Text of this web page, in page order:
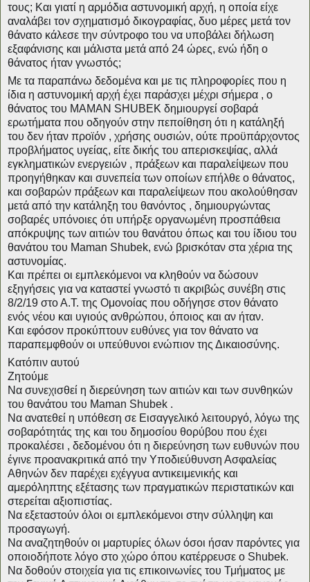
τους; Και γιατί η αρμόδια αστυνομική αρχή, η οποία είχε
αναλάβει τον σχηματισμό δικογραφίας, δυο μέρες μετά τον
θάνατο κάλεσε την σύντροφο του να υποβάλει δήλωση
εξαφάνισης και μάλιστα μετά από 24 ώρες, ενώ ήδη ο
θάνατος ήταν γνωστός;
Με τα παραπάνω δεδομένα και με τις πληροφορίες που η
ίδια η αστυνομική αρχή έχει παράσχει μέχρι σήμερα , ο
θάνατος του ΜΑΜΑΝ SHUBEK δημιουργεί σοβαρά
ερωτήματα που οδηγούν στην πεποίθηση ότι η κατάληξή
του δεν ήταν προϊόν , χρήσης ουσιών, ούτε προϋπάρχοντος
προβλήματος υγείας, είτε δικής του απερισκεψίας, αλλά
εγκληματικών ενεργειών , πράξεων και παραλείψεων που
προηγήθηκαν και συνεπεία των οποίων επήλθε ο θάνατος,
και σοβαρών πράξεων και παραλείψεων που ακολούθησαν
μετά από την κατάληξη του θανόντος , δημιουργώντας
σοβαρές υπόνοιες ότι υπήρξε οργανωμένη προσπάθεια
απόκρυψης των αιτιών του θανάτου όπως και του ίδιου του
θανάτου του Maman Shubek, ενώ βρισκόταν στα χέρια της
αστυνομίας.
Και πρέπει οι εμπλεκόμενοι να κληθούν να δώσουν
εξηγήσεις για να καταστεί γνωστό τι ακριβώς συνέβη στις
8/2/19 στο Α.Τ. της Ομονοίας που οδήγησε στον θάνατο
ενός νέου και υγιούς ανθρώπου, όποιος και αν ήταν.
Και εφόσον προκύπτουν ευθύνες για τον θάνατο να
παραπεμφθούν οι υπεύθυνοι ενώπιον της Δικαιοσύνης.
Κατόπιν αυτού
Ζητούμε
Να συνεχισθεί η διερεύνηση των αιτιών και των συνθηκών
του θανάτου του Maman Shubek .
Να ανατεθεί η υπόθεση σε Εισαγγελικό λειτουργό, λόγω της
σοβαρότητάς της και του δημοσίου θορύβου που έχει
προκαλέσει , δεδομένου ότι η διερεύνηση των ευθυνών που
έγινε προανακριτικά από την Υποδιεύθυνση Ασφαλείας
Αθηνών δεν παρέχει εχέγγυα αντικειμενικής και
αμερόληπτης εξέτασης των πραγματικών περιστατικών και
στερείται αξιοπιστίας.
Να εξεταστούν όλοι οι εμπλεκόμενοι στην σύλληψη και
προσαγωγή.
Να αναζητηθούν οι μαρτυρίες όλων όσοι ήσαν παρόντες για
οποιοδήποτε λόγο στο χώρο όπου κατέρρευσε ο Shubek.
Να δοθούν στοιχεία για τις επικοινωνίες του Τμήματος με